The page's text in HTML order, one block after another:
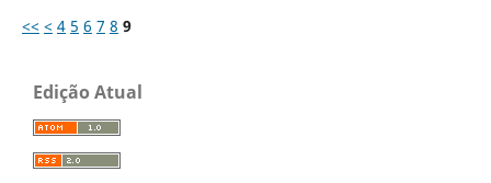
<< < 4 5 6 7 8 9
Edição Atual